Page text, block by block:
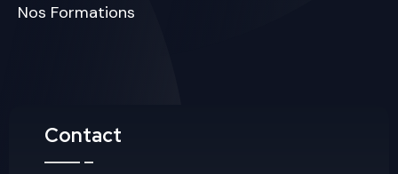
Nos Formations
Contact